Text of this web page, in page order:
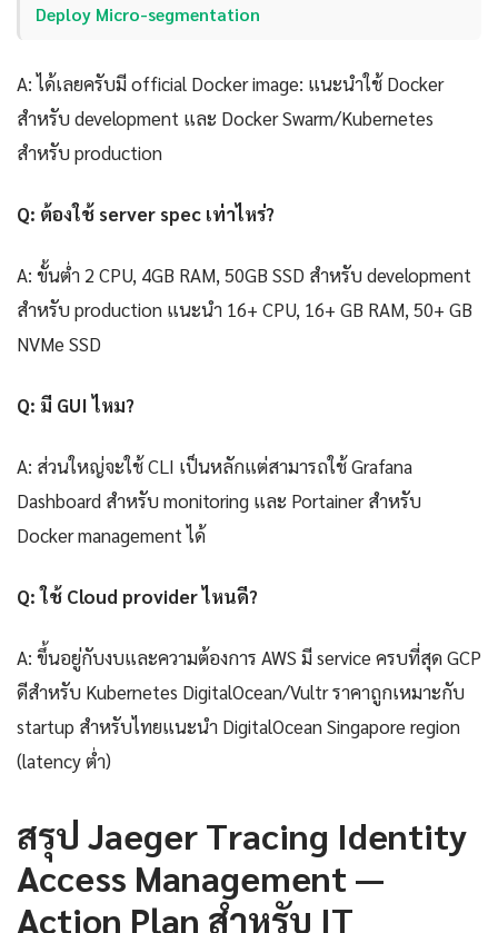
Deploy Micro-segmentation
A: ได้เลยครับมี official Docker image: แนะนำใช้ Docker
สำหรับ development และ Docker Swarm/Kubernetes
สำหรับ production
Q: ต้องใช้ server spec เท่าไหร่?
A: ขั้นต่ำ 2 CPU, 4GB RAM, 50GB SSD สำหรับ development
สำหรับ production แนะนำ 16+ CPU, 16+ GB RAM, 50+ GB
NVMe SSD
Q: มี GUI ไหม?
A: ส่วนใหญ่จะใช้ CLI เป็นหลักแต่สามารถใช้ Grafana
Dashboard สำหรับ monitoring และ Portainer สำหรับ
Docker management ได้
Q: ใช้ Cloud provider ไหนดี?
A: ขึ้นอยู่กับงบและความต้องการ AWS มี service ครบที่สุด GCP
ดีสำหรับ Kubernetes DigitalOcean/Vultr ราคาถูกเหมาะกับ
startup สำหรับไทยแนะนำ DigitalOcean Singapore region
(latency ต่ำ)
สรุป Jaeger Tracing Identity
Access Management —
Action Plan สำหรับ IT